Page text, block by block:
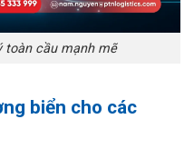
toàn cầu mạnh mẽ
biển cho các